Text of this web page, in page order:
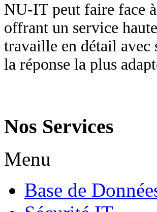
NU-IT peut faire face
offrant un service
travaille en détail avec
la réponse la plus
Nos Services
Menu
Base de